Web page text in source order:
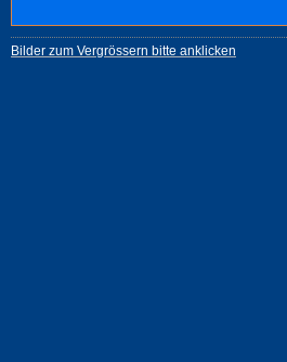
Bilder zum Vergrössern bitte anklicken